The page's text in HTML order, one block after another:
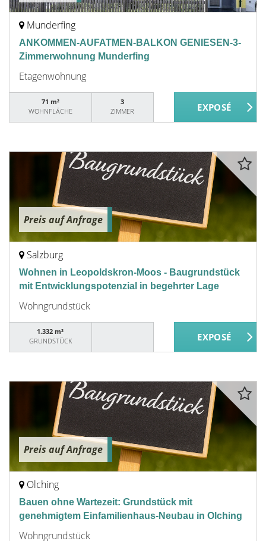
Munderfing
ANKOMMEN-AUFATMEN-BALKON GENIESEN-3-
Zimmerwohnung Munderfing
Etagenwohnung
71 m²
WOHNFLÄCHE
3
ZIMMER
Preis auf Anfrage
Salzburg
Wohnen in Leopoldskron-Moos - Baugrundstück
mit Entwicklungspotenzial in begehrter Lage
Wohngrundstück
1.332 m²
GRUNDSTÜCK
Preis auf Anfrage
Olching
Bauen ohne Wartezeit: Grundstück mit
genehmigtem Einfamilienhaus-Neubau in Olching
Wohngrundstück